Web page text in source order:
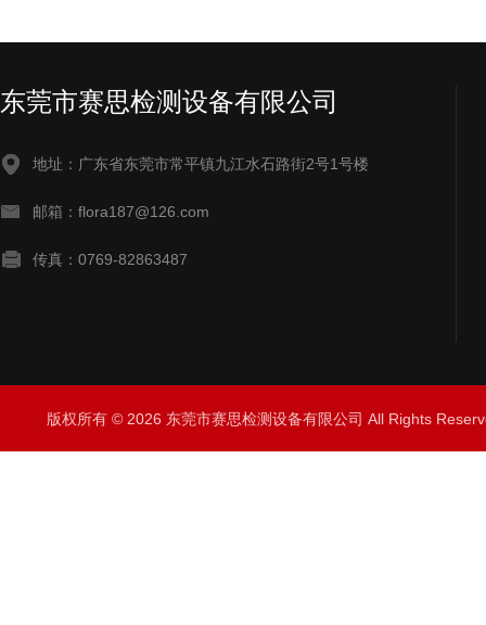
东莞市赛思检测设备有限公司
地址：广东省东莞市常平镇九江水石路街2号1号楼
邮箱：flora187@126.com
传真：0769-82863487
版权所有 © 2026 东莞市赛思检测设备有限公司 All Rights